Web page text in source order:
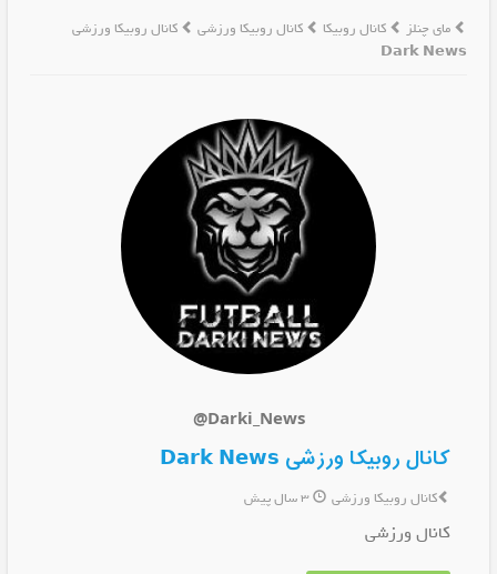
مای چنلز کانال روبیکا کانال روبیکا ورزشی
کانال روبیکا ورزشی
𝗗𝗮𝗿𝗸 𝗡𝗲𝘄𝘀
@Darki_News
کانال روبیکا ورزشی 𝗗𝗮𝗿𝗸 𝗡𝗲𝘄𝘀
کانال روبیکا ورزشی 3 سال پیش
کانال ورزشی